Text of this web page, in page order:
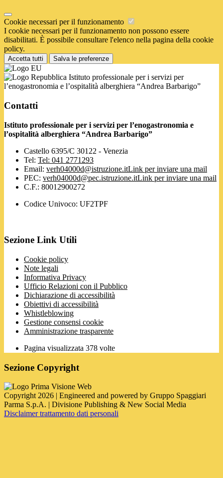
Cookie necessari per il funzionamento
I cookie necessari per il funzionamento non possono essere
disabilitati. È possibile consultare l'elenco nella pagina della cookie
policy.
Accetta tutti Salva le preferenze
Istituto professionale per i servizi per
l’enogastronomia e l’ospitalità alberghiera “Andrea Barbarigo”
Contatti
Istituto professionale per i servizi per l’enogastronomia e
l’ospitalità alberghiera “Andrea Barbarigo”
Castello 6395/C 30122 - Venezia
Tel: Tel: 041 2771293
Email: verh04000d@istruzione.itLink per inviare una mail
PEC: verh04000d@pec.istruzione.itLink per inviare una mail
C.F.: 80012900272
Codice Univoco: UF2TPF
Sezione Link Utili
Cookie policy
Note legali
Informativa Privacy
Ufficio Relazioni con il Pubblico
Dichiarazione di accessibilità
Obiettivi di accessibilità
Whistleblowing
Gestione consensi cookie
Amministrazione trasparente
Pagina visualizzata 378 volte
Sezione Copyright
Copyright 2026 | Engineered and powered by Gruppo Spaggiari
Parma S.p.A. | Divisione Publishing & New Social Media
Disclaimer trattamento dati personali